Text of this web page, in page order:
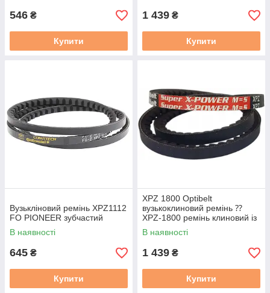
546 ₴
Купити
1 439 ₴
Купити
Вузькліновий ремінь XPZ1112
FO PIONEER зубчастий
В наявності
645 ₴
Купити
XPZ 1800 Optibelt
вузькоклиновий ремінь ⁇
XPZ-1800 ремінь клиновий із
фасонним зубом
В наявності
1 439 ₴
Купити